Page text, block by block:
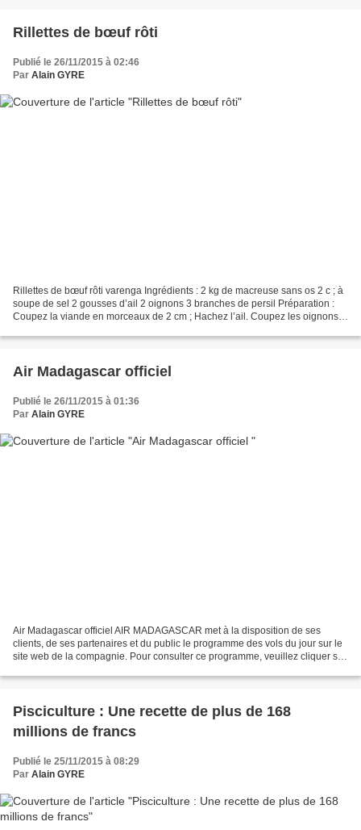
Rillettes de bœuf rôti
Publié le 26/11/2015 à 02:46
Par Alain GYRE
Rillettes de bœuf rôti varenga Ingrédients : 2 kg de macreuse sans os 2 c ; à
soupe de sel 2 gousses d’ail 2 oignons 3 branches de persil Préparation :
Coupez la viande en morceaux de 2 cm ; Hachez l’ail. Coupez les oignons
Air Madagascar officiel
Publié le 26/11/2015 à 01:36
Par Alain GYRE
Air Madagascar officiel AIR MADAGASCAR met à la disposition de ses
clients, de ses partenaires et du public le programme des vols du jour sur le
site web de la compagnie. Pour consulter ce programme, veuillez cliquer sur
Pisciculture : Une recette de plus de 168
millions de francs
Publié le 25/11/2015 à 08:29
Par Alain GYRE